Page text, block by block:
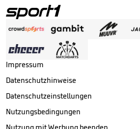
Impressum
Datenschutzhinweise
Datenschutzeinstellungen
Nutzungsbedingungen